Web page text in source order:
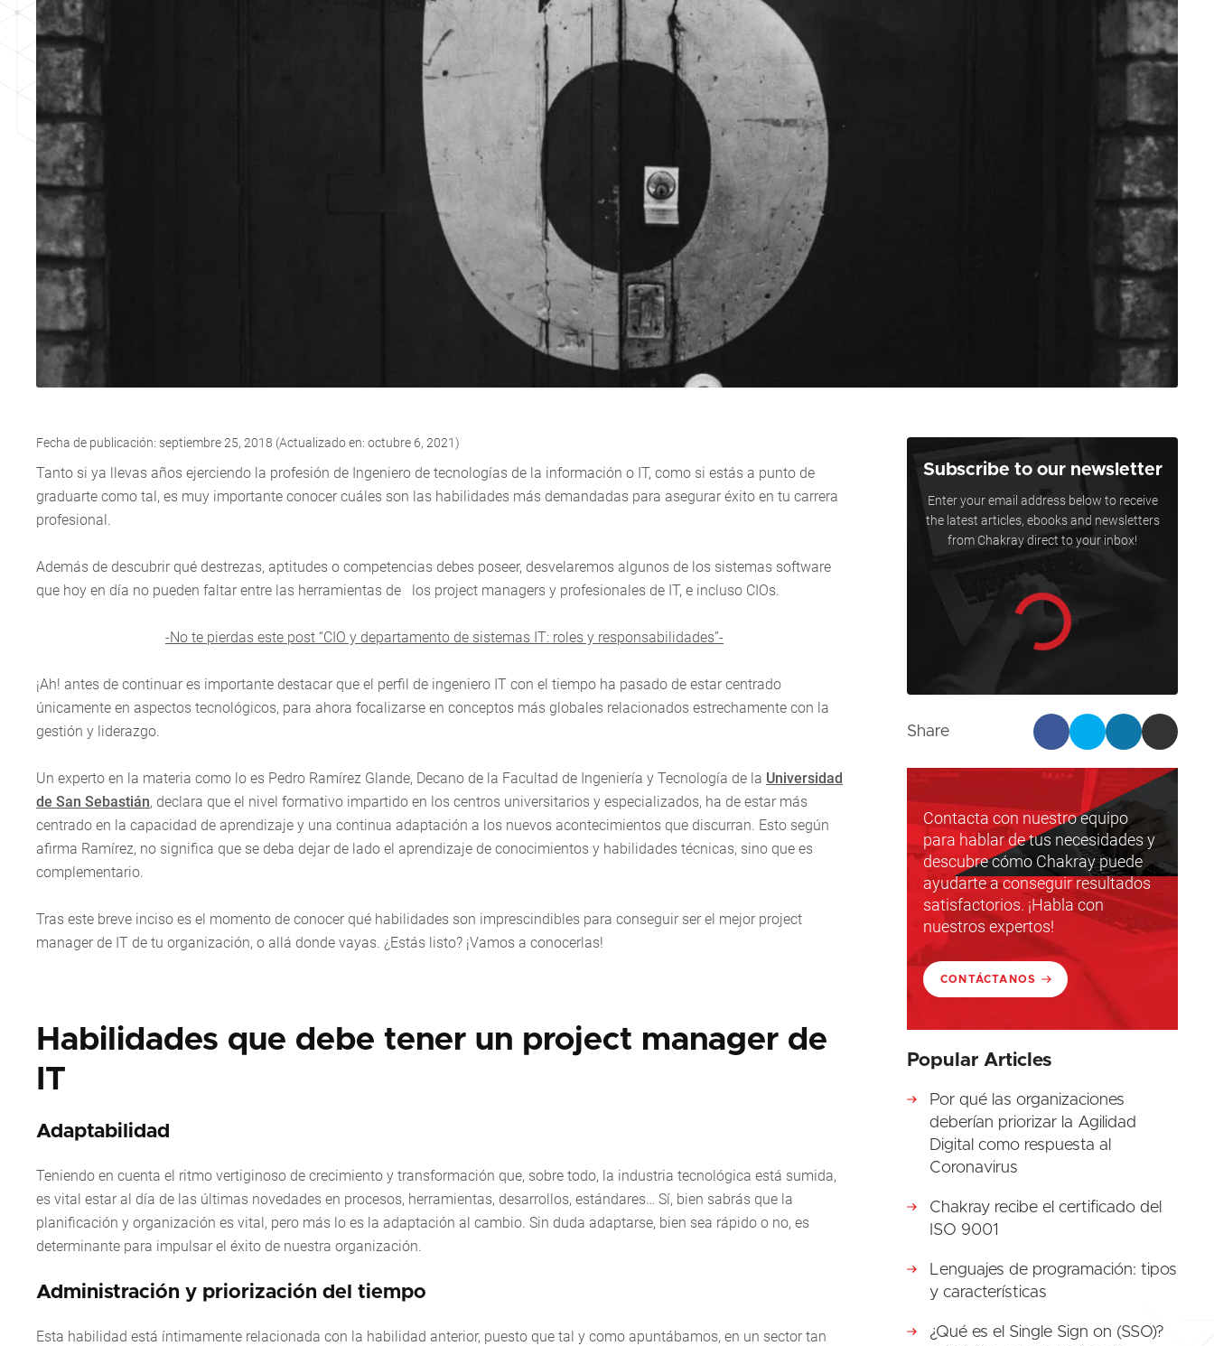
Fecha de publicación: septiembre 25, 2018 (Actualizado en: octubre 6, 2021)
Tanto si ya llevas años ejerciendo la profesión de Ingeniero de tecnologías de la información o IT, como si estás a punto de
graduarte como tal, es muy importante conocer cuáles son las habilidades más demandadas para asegurar éxito en tu carrera
profesional.
Además de descubrir qué destrezas, aptitudes o competencias debes poseer, desvelaremos algunos de los sistemas software
que hoy en día no pueden faltar entre las herramientas de los project managers y profesionales de IT, e incluso CIOs.
-No te pierdas este post “CIO y departamento de sistemas IT: roles y responsabilidades”-
¡Ah! antes de continuar es importante destacar que el perfil de ingeniero IT con el tiempo ha pasado de estar centrado
únicamente en aspectos tecnológicos, para ahora focalizarse en conceptos más globales relacionados estrechamente con la
gestión y liderazgo.
Un experto en la materia como lo es Pedro Ramírez Glande, Decano de la Facultad de Ingeniería y Tecnología de la Universidad
de San Sebastián, declara que el nivel formativo impartido en los centros universitarios y especializados, ha de estar más
centrado en la capacidad de aprendizaje y una continua adaptación a los nuevos acontecimientos que discurran. Esto según
afirma Ramírez, no significa que se deba dejar de lado el aprendizaje de conocimientos y habilidades técnicas, sino que es
complementario.
Tras este breve inciso es el momento de conocer qué habilidades son imprescindibles para conseguir ser el mejor project
manager de IT de tu organización, o allá donde vayas. ¿Estás listo? ¡Vamos a conocerlas!
Habilidades que debe tener un project manager de
IT
Adaptabilidad
Teniendo en cuenta el ritmo vertiginoso de crecimiento y transformación que, sobre todo, la industria tecnológica está sumida,
es vital estar al día de las últimas novedades en procesos, herramientas, desarrollos, estándares… Sí, bien sabrás que la
planificación y organización es vital, pero más lo es la adaptación al cambio. Sin duda adaptarse, bien sea rápido o no, es
determinante para impulsar el éxito de nuestra organización.
Administración y priorización del tiempo
Esta habilidad está íntimamente relacionada con la habilidad anterior, puesto que tal y como apuntábamos, en un sector tan
Subscribe to our newsletter
Enter your email address below to receive
the latest articles, ebooks and newsletters
from Chakray direct to your inbox!
Share
Contacta con nuestro equipo
para hablar de tus necesidades y
descubre cómo Chakray puede
ayudarte a conseguir resultados
satisfactorios. ¡Habla con
nuestros expertos!
CONTÁCTANOS
Popular Articles
Por qué las organizaciones
deberían priorizar la Agilidad
Digital como respuesta al
Coronavirus
Chakray recibe el certificado del
ISO 9001
Lenguajes de programación: tipos
y características
¿Qué es el Single Sign on (SSO)?